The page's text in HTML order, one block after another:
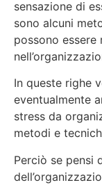
sensazione di
sono alcuni
possono
In queste righe
eventualmente
stress da
metodi e
Perciò se pensi